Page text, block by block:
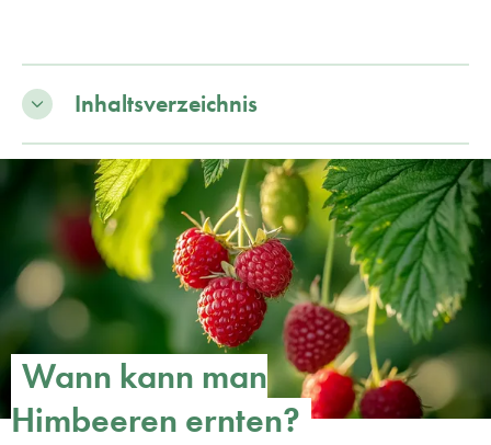
Inhaltsverzeichnis
Wann kann man
Himbeeren ernten?